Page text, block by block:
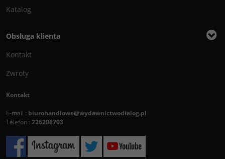
Katalog
Obsługa klienta
Kontakt
Zwroty
Kontakt
E-mail : biurohandlowe@wydawnictwodialog.pl
Telefon : 226208703